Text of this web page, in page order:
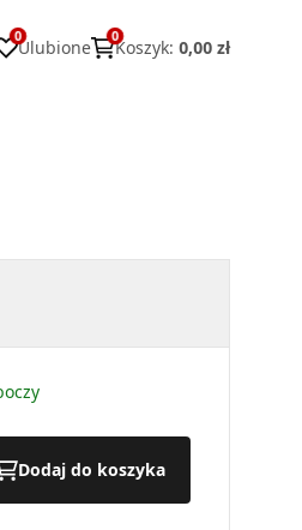
0
Ulubione
0
Koszyk: 0,00 zł
Dodaj do koszyka